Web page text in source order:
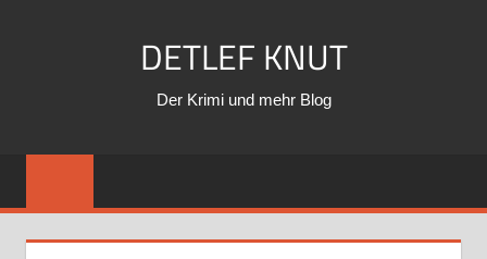
DETLEF KNUT
Der Krimi und mehr Blog